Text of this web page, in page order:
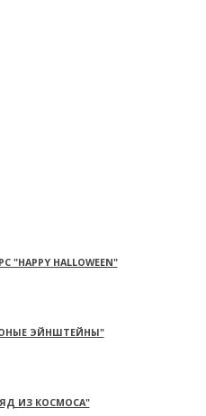
HALLOWEEN"
ЭЙНШТЕЙНЫ"
ИЗ КОСМОСА"